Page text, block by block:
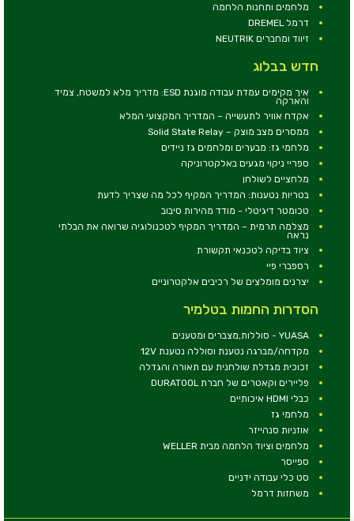
מלחמים ותחנות הלחמה
דרמל DREMEL
זיווד ומחברים NEUTRIK
חדש בבלוג
איך מקימים עמדת עבודה מוגנת ESD: מדריך מלא למשטח, צמיד
והארקה
אקדח אוויר לתעשייה – המדריך המקצועי המלא
ממסרים מצב מוצק – Solid State Relay
מלחמי גז: מבערים ומלחמים גז ניידים
ספריי ניקוי מגעים באלקטרוניקה
מלחציים לשולחן
בטריות נטענות: המדריך המקיף לכל מה שצריך לדעת
טכומטר דיגיטלי - מודד מהירות סיבוב
מצלמה תרמית – המדריך המקיף לטכנולוגיה שרואה את הבלתי
נראה
ציוד בדיקה לטכנאי תקשורת
רספברי פיי
יצרנים מומלצים של רכיבים אלקטרוניים
הסדרות החמות בטלמיר
YUASA - סוללות,מצברים ומטענים
מקדחה/מברגה נטענת וסוללה נטענת 12V
זכוכית מגדלת שולחנית עם תאורה והגדלה
פליירים וקאטרים של חברת DURATOOL
כבלי HDMI איכותיים
מלחמי גז
אוזניות סנהייזר
מלחמים וציוד הלחמה מבית WELLER
ספייסר
סט כלי עבודה ידניים
משחזות דרמל